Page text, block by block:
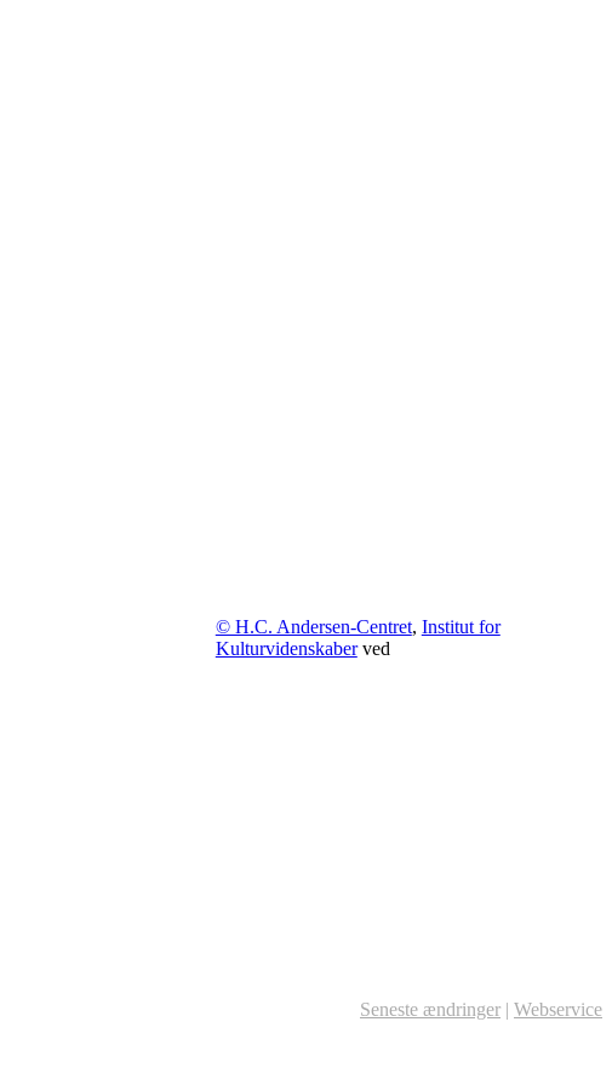
© H.C. Andersen-Centret, Institut for
Kulturvidenskaberved
Seneste ændringer | Webservice